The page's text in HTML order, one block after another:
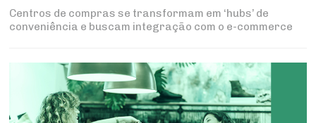
Centros de compras se transformam em ‘hubs’ de
conveniência e buscam integração com o e-commerce